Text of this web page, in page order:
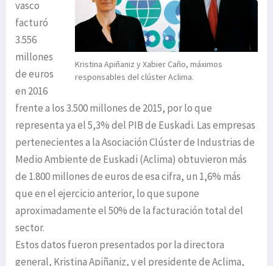
Kristina Apiñaniz y Xabier Caño, máximos
responsables del clúster Aclima.
vasco
facturó
3.556
millones
de euros
en 2016
frente a los 3.500 millones de 2015, por lo que
representa ya el 5,3% del PIB de Euskadi. Las empresas
pertenecientes a la Asociación Clúster de Industrias de
Medio Ambiente de Euskadi (Aclima) obtuvieron más
de 1.800 millones de euros de esa cifra, un 1,6% más
que en el ejercicio anterior, lo que supone
aproximadamente el 50% de la facturación total del
sector.
Estos datos fueron presentados por la directora
general, Kristina Apiñaniz, y el presidente de Aclima,